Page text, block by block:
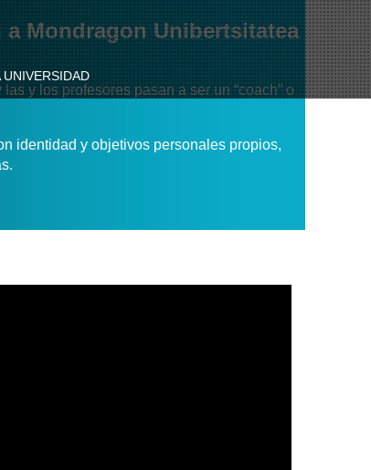
UNIVERSIDAD
Mondragon Unibertsitatea
y los profesores pasan a ser un “coach” o
identidad y objetivos personales propios,